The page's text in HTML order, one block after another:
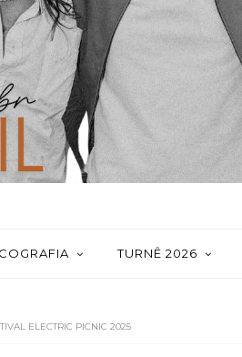
TURNÊ 2026
ELECTRIC PICNIC 2025